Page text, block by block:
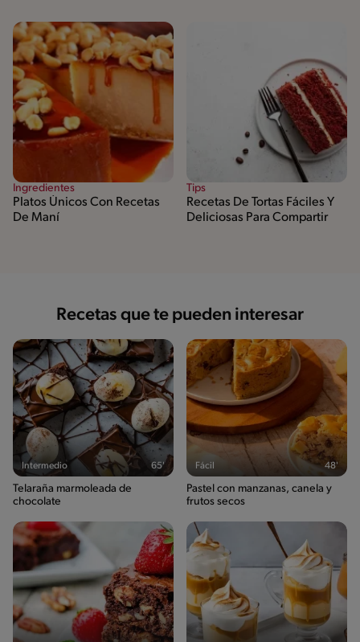
Ingredientes
Platos Únicos Con Recetas
De Maní
Tips
Recetas De Tortas Fáciles Y
Deliciosas Para Compartir
Recetas que te pueden interesar
Intermedio 65'
Telaraña marmoleada de
chocolate
Fácil 48'
Pastel con manzanas, canela y
frutos secos